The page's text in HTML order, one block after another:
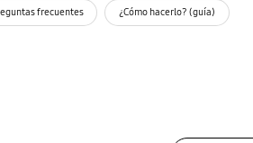
frecuentes ¿Cómo hacerlo? (guía)